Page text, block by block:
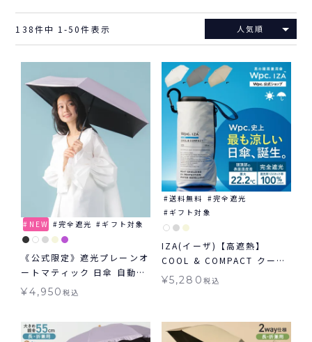
人気順
138件中 1-50件表示
NEW 完全遮光 ギフト対象
《公式限定》遮光プレーンオ
ートマティック 日傘 自動開
閉 傘 折りたたみ ギフト対象
¥4,950税込
送料無料
完全遮光
ギフト対象
IZA(イーザ)【高遮熱】
COOL & COMPACT クール
&コンパクト 日傘 折りたた
¥5,280 税込